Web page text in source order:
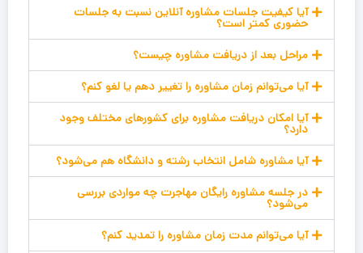
آیا کیفیت جلسات مشاوره آنلاین نسبت به جلسات
حضوری کمتر است؟
مراحل بعد از دریافت مشاوره چیست؟
آیا می‌توانم زمان مشاوره را تغییر دهم یا لغو کنم؟
آیا امکان دریافت مشاوره برای کشورهای مختلف وجود
دارد؟
آیا مشاوره شامل انتخاب رشته و دانشگاه هم می‌شود؟
در جلسه مشاوره رایگان مهاجرت چه مواردی بررسی
می‌شود؟
آیا می‌توانم مدت زمان مشاوره را تمدید کنم؟